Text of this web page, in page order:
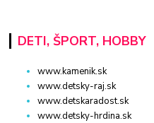
DETI, ŠPORT, HOBBY
www.kamenik.sk
www.detsky-raj.sk
www.detskaradost.sk
www.detsky-hrdina.sk